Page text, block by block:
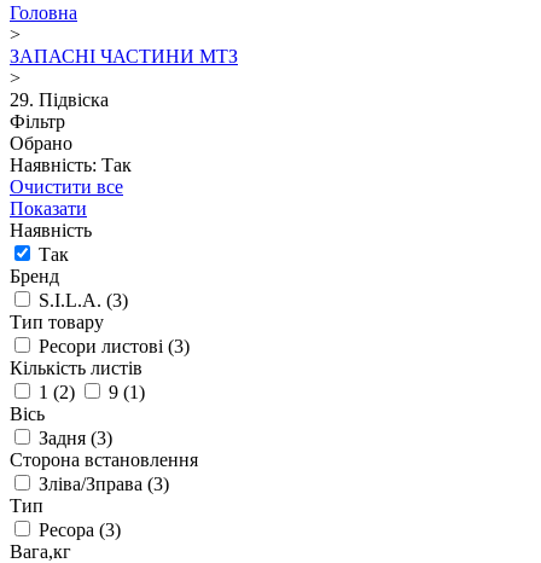
Головна
>
ЗАПАСНІ ЧАСТИНИ МТЗ
>
29. Підвіска
Фільтр
Обрано
Наявність: Так
Очистити все
Показати
Наявність
Так
Бренд
S.I.L.A. (3)
Тип товару
Ресори листові (3)
Кількість листів
1 (2) 9 (1)
Вісь
Задня (3)
Сторона встановлення
Зліва/Зправа (3)
Тип
Ресора (3)
Вага,кг